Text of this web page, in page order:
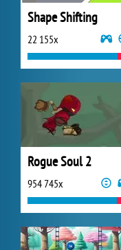
Shape Shifting
22 155x
Rogue Soul 2
954 745x